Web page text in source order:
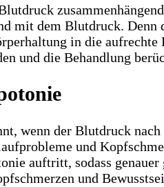
mit dem Blutdruck.
in die
und die Behandlung
wenn der Blutdruck
und
auftritt, sodass
und